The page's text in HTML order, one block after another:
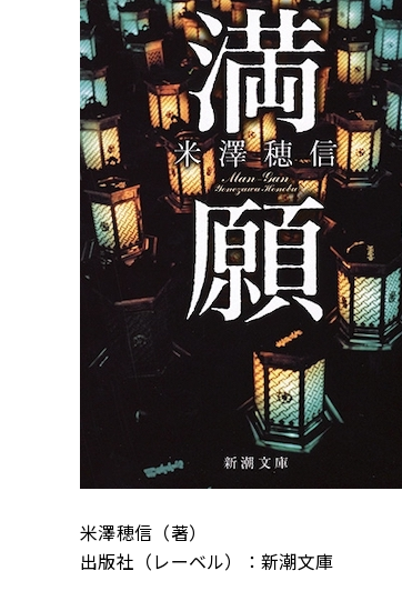
米澤穂信（著）
出版社（レーベル）：新潮文庫